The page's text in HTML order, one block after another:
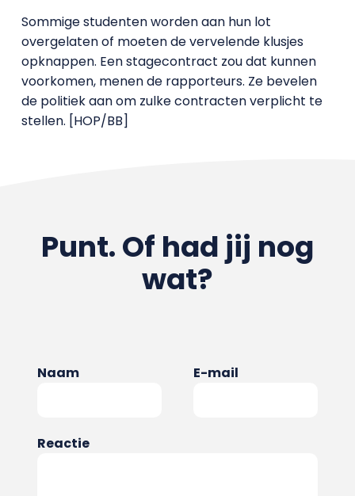
Sommige studenten worden aan hun lot
overgelaten of moeten de vervelende klusjes
opknappen. Een stagecontract zou dat kunnen
voorkomen, menen de rapporteurs. Ze bevelen
de politiek aan om zulke contracten verplicht te
stellen. [HOP/BB]
Punt. Of had jij nog
wat?
Naam E-mail
Reactie